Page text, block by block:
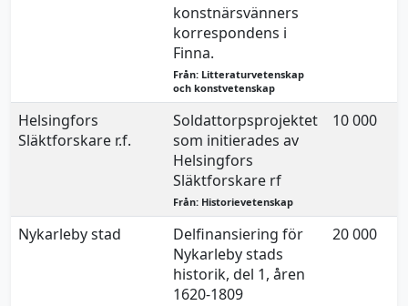
konstnärsvänners
korrespondens i
Finna.
Från: Litteraturvetenskap
och konstvetenskap
Helsingfors
Släktforskare r.f.
Soldattorpsprojektet
som initierades av
Helsingfors
Släktforskare rf
Från: Historievetenskap
10 000
Nykarleby stad
Delfinansiering för
Nykarleby stads
historik, del 1, åren
1620-1809
20 000